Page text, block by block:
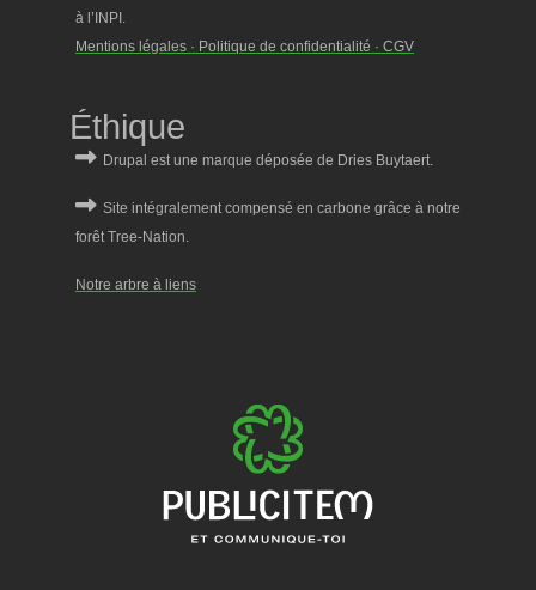
à l’INPI.
Mentions légales · Politique de confidentialité · CGV
Éthique
Notre arbre à liens